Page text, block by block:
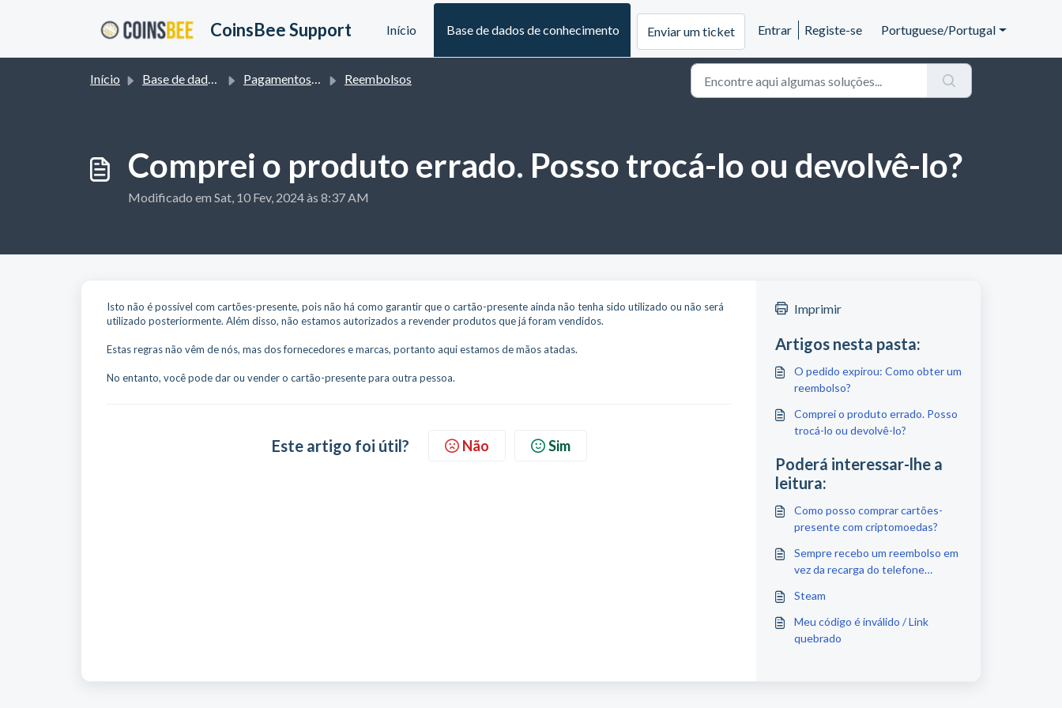
CoinsBee Support Início Base de dados de conhecimento Enviar um ticket Entrar Registe-se Portuguese/Portugal
Início Base de dados de conhecimento Pagamentos e Reembolsos Reembolsos
Comprei o produto errado. Posso trocá-lo ou devolvê-lo?
Modificado em Sat, 10 Fev, 2024 às 8:37 AM
Isto não é possível com cartões-presente, pois não há como garantir que o cartão-presente ainda não tenha sido utilizado ou não será
utilizado posteriormente. Além disso, não estamos autorizados a revender produtos que já foram vendidos.
Estas regras não vêm de nós, mas dos fornecedores e marcas, portanto aqui estamos de mãos atadas.
No entanto, você pode dar ou vender o cartão-presente para outra pessoa.
Este artigo foi útil? Não Sim
Imprimir
Artigos nesta pasta:
O pedido expirou: Como obter um
reembolso?
Comprei o produto errado. Posso
trocá-lo ou devolvê-lo?
Poderá interessar-lhe a
leitura:
Como posso comprar cartões-
presente com criptomoedas?
Sempre recebo um reembolso em
vez da recarga do telefone
que?
Steam
Meu código é inválido / Link
quebrado